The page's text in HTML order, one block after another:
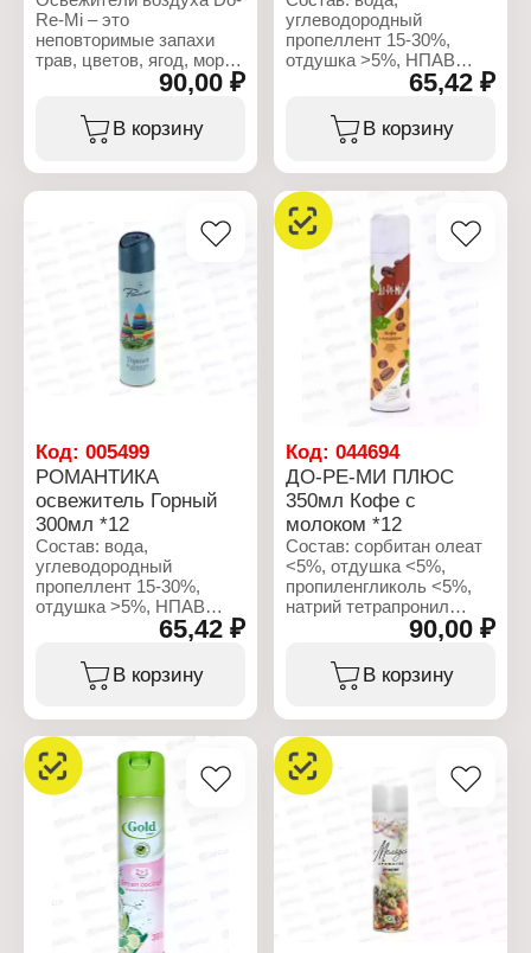
Re-Mi – это
неповторимые запахи
трав, цветов, ягод, моря
и фруктов, надолго
сохраняющие атмосферу
свежести, чистоты и
комфорта. Специально
сохраняя естественную
Характеристики:
Производитель: Сибиар
Бренд: Do-Re-Mi
Тип товара: Освежитель
Форма выпуска:
аэрозоль
Состав: вода,
углеводородный
пропеллент >30%,
отдушка >5%, НПАВ
<5%, консерванты <5
Объем: 350 мл
90,00 ₽
В корзину
углеводородный
пропеллент 15-30%,
отдушка >5%, НПАВ
<5%, консерванты <5%,
пропиленгликоль <5%,
линалоол.
Бренд: Романтика
Тип товара: Освежитель
воздуха
Название: "Океан"
Форма выпуска:
Объем: 300 мл
65,42 ₽
В корзину
Код: 005499
РОМАНТИКА
освежитель Горный
300мл *12
Состав: вода,
углеводородный
пропеллент 15-30%,
отдушка >5%, НПАВ
<5%, консерванты <5%,
пропиленгликоль <5%,
бензилсалицат,
гексилциннамаль,
герониол, цитронеллол.
Характеристики:
Производитель: Сибиар
Бренд: Романтика
Тип товара: Освежитель
Название: "Горный"
Форма выпуска:
Объем: 300 мл
65,42 ₽
В корзину
Код:044694
ДО-РЕ-МИ ПЛЮС
350мл Кофе с
молоком *12
Состав: сорбитан олеат
<5%, отдушка <5%,
пропиленгликоль <5%,
натрий тетрапронил
сукцинат <5%, вода,
бутан/пропан/изобутан
>30%
Бренд: Do-Re-Mi
Тип товара: Освежитель
воздуха
Название: "Кофе с
Форма выпуска:
Объем: 350 мл
90,00 ₽
В корзину